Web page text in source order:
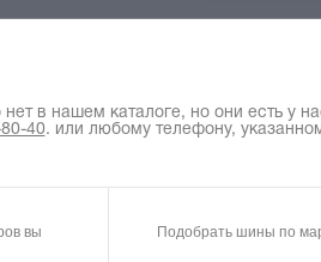
в нашем каталоге, но они есть у
40. или любому телефону,
вы
Подобрать шины по